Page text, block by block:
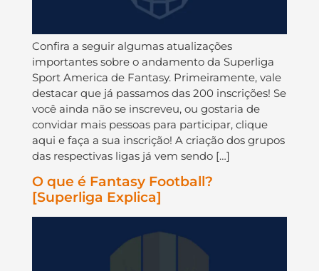
Confira a seguir algumas atualizações
importantes sobre o andamento da Superliga
Sport America de Fantasy. Primeiramente, vale
destacar que já passamos das 200 inscrições! Se
você ainda não se inscreveu, ou gostaria de
convidar mais pessoas para participar, clique
aqui e faça a sua inscrição! A criação dos grupos
das respectivas ligas já vem sendo […]
O que é Fantasy Football?
[Superliga Explica]